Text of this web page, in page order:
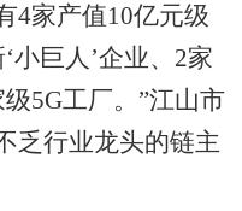
4家产值10亿元级
小巨人’企业、2家
5G工厂。”江山市
乏行业龙头的链主